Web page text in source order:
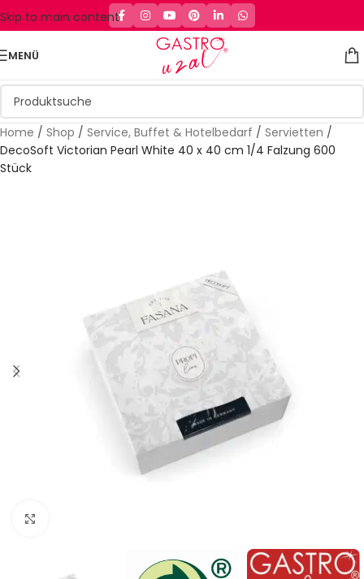
Skip to main content
MENÜ
Home / Shop / Service, Buffet & Hotelbedarf / Servietten /
DecoSoft Victorian Pearl White 40 x 40 cm 1/4 Falzung 600
Stück